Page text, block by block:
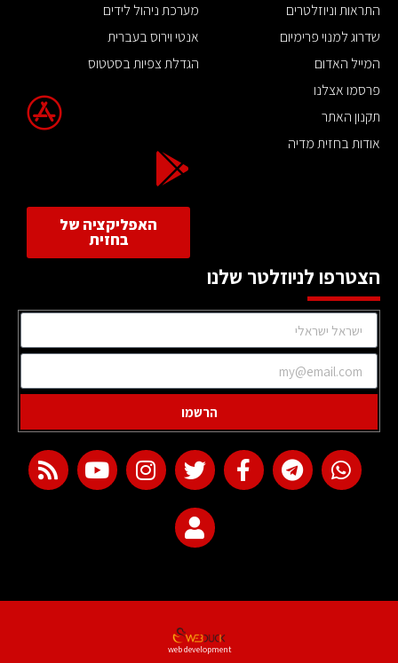
התראות וניוזלטרים
שדרוג למנוי פרימיום
המייל האדום
פרסמו אצלנו
תקנון האתר
אודות בחזית מדיה
מערכת ניהול לידים
אנטי וירוס בעברית
הגדלת צפיות בסטטוס
האפליקציה של
בחזית
הצטרפו לניוזלטר שלנו
הרשמו
web development